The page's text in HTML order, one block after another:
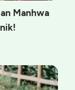
Manhwa